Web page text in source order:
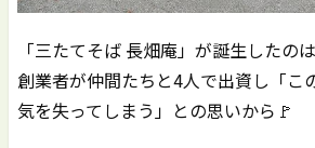
「三たてそば 長畑庵」が誕生したの
創業者が仲間たちと4人で出資し「こ
気を失ってしまう」との思いから🚩